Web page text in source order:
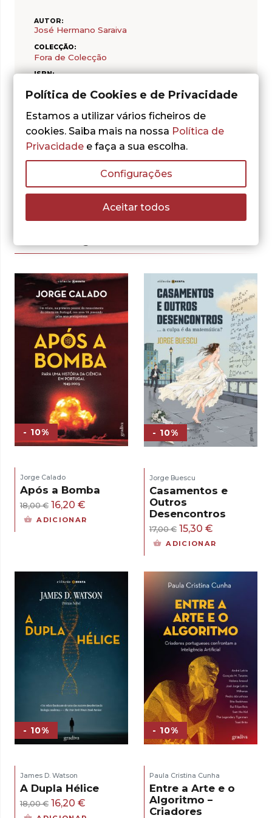
AUTOR:
José Hermano Saraiva
COLECÇÃO:
Fora de Colecção
ISBN:
2009/05/01
PÁGINAS:
- 10%
Jorge Calado
Após a Bomba
18,00€ O
preço
16,20 €
preço
ADICIONAR
- 10%
Jorge Buescu
Casamentos e
Outros
Desencontros
17,00€ O
preço
era:
17,00 €.
15,30 €O
preço
é:
15,30 €.
ADICIONAR
- 10%
James D. Watson
A Dupla Hélice
18,00€ O
16,20 €
- 10%
Paula Cristina Cunha
Entre a Arte e o
Algoritmo –
Criadores
Política de Cookies e de Privacidade
Estamos a utilizar vários ficheiros de
cookies. Saiba mais na nossa Política de
Privacidade e faça a sua escolha.
Configurações
Aceitar todos